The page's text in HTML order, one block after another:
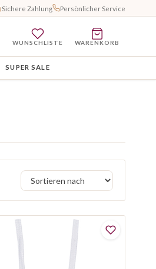
Sichere Zahlung Persönlicher Service
WUNSCHLISTE WARENKORB
SUPER SALE